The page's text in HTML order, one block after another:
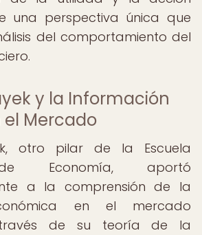
una perspectiva única que
del comportamiento del
y la Información
el Mercado
otro pilar de la Escuela
Economía, aportó
a la comprensión de la
en el mercado
de su teoría de la